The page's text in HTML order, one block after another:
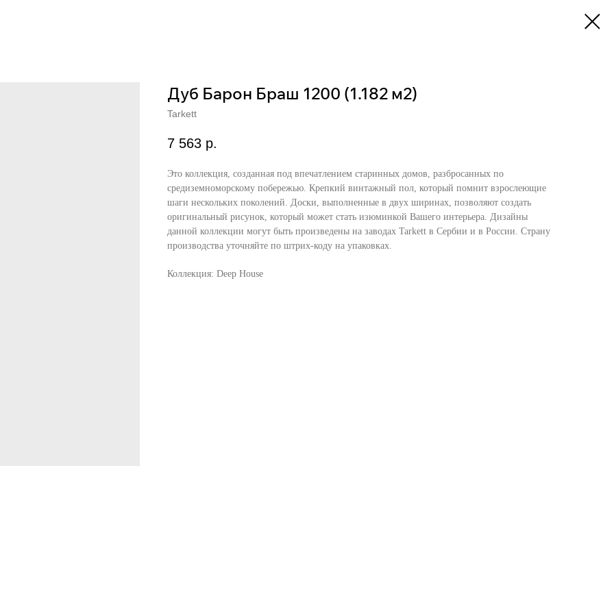
Дуб Барон Браш 1200 (1.182 м2)
Tarkett
7 563 р.
Это коллекция, созданная под впечатлением старинных домов, разбросанных по
средиземноморскому побережью. Крепкий винтажный пол, который помнит взрослеющие
шаги нескольких поколений. Доски, выполненные в двух ширинах, позволяют создать
оригинальный рисунок, который может стать изюминкой Вашего интерьера. Дизайны
данной коллекции могут быть произведены на заводах Tarkett в Сербии и в России. Страну
производства уточняйте по штрих-коду на упаковках.
Коллекция: Deep House